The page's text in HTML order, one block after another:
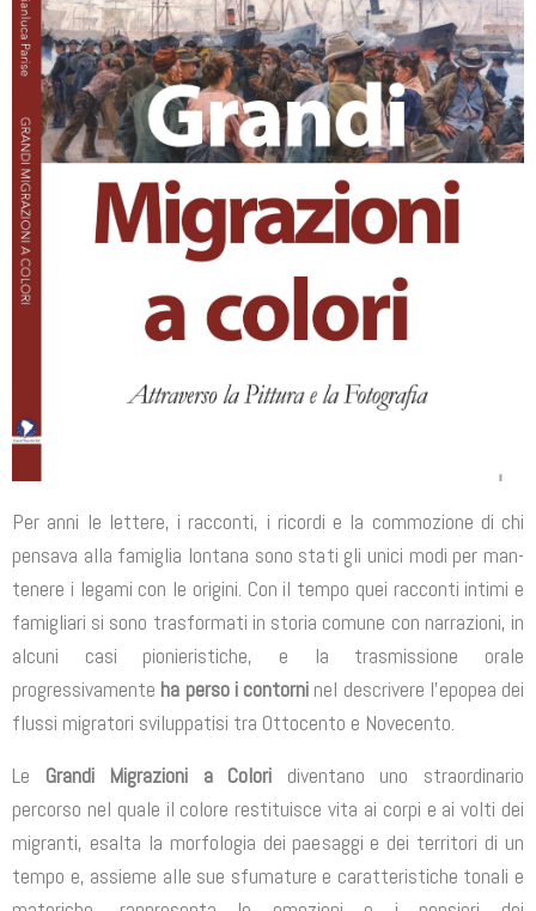
Per anni le lettere, i racconti, i ricordi e la commozione di chi
pensava alla famiglia lontana sono stati gli unici modi per man­
tenere i legami con le origini. Con il tempo quei racconti intimi e
famigliari si sono trasformati in storia comune con narrazioni, in
alcuni casi pionieristiche, e la trasmissione orale
progressivamente ha perso i contorni nel descrivere l’epopea dei
flussi migratori sviluppatisi tra Ottocento e Novecento.
Le Grandi Migrazioni a Colori diventano uno straordinario
percorso nel quale il colore restituisce vita ai corpi e ai volti dei
migranti, esalta la morfologia dei pae­saggi e dei territori di un
tempo e, assieme alle sue sfumature e caratteristiche tonali e